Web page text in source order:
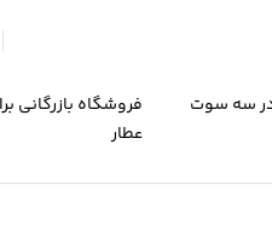
سه سوت
فروشگاه بازرگانی
عطار